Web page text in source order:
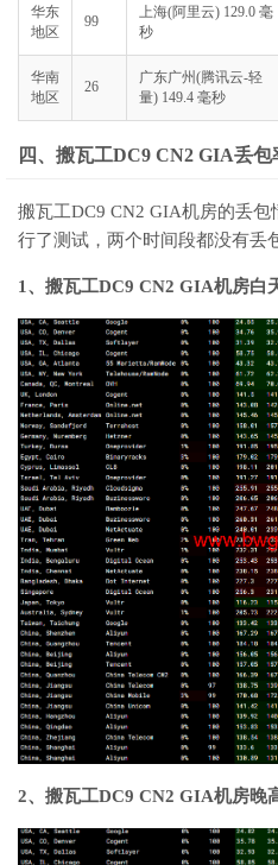
华东
地区
99
上海(阿里云) 129.0 毫
秒
华南
地区
26
广东广州(腾讯云-轻
量) 149.4 毫秒
四、搬瓦工DC9 CN2 GIA丢包
搬瓦工DC9 CN2 GIA机房的丢
行了测试，两个时间段都没有丢
1、搬瓦工DC9 CN2 GIA机房白
2、搬瓦工DC9 CN2 GIA机房晚